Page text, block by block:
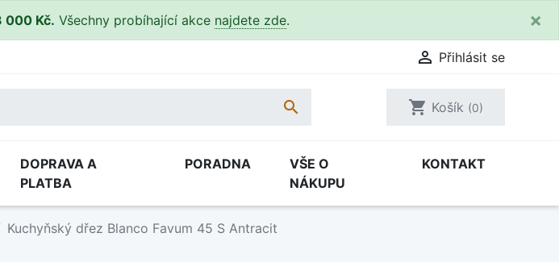
000 Kč. Všechny probíhající akce najdete zde. ×
 Přihlásit se
 shopping_cart Košík (0)
DOPRAVA A
PLATBA
PORADNA
VŠE O
NÁKUPU
KONTAKT
Kuchyňský dřez Blanco Favum 45 S Antracit